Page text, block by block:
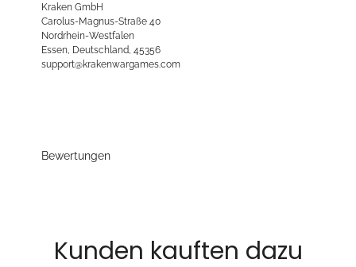
Kraken GmbH
Carolus-Magnus-Straße 40
Nordrhein-Westfalen
Essen, Deutschland, 45356
support@krakenwargames.com
Bewertungen
Kunden kauften dazu